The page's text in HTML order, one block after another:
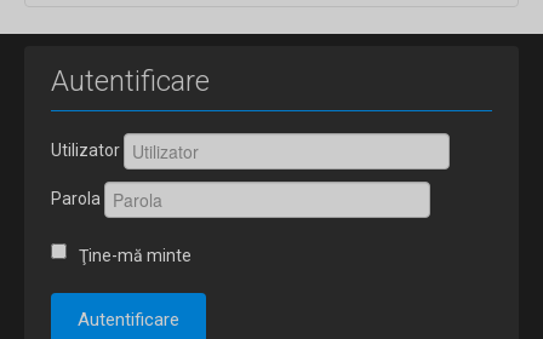
Autentificare
Utilizator
Parola
Ţine-mă minte
Autentificare